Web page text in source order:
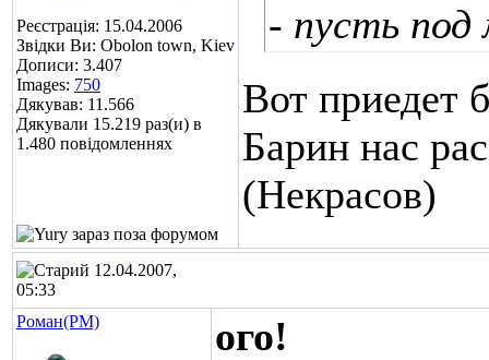
Реєстрація: 15.04.2006
Звідки Ви: Obolon town, Kiev
Дописи: 3.407
Images: 750
Дякував: 11.566
Дякували 15.219 раз(и) в
1.480 повідомленнях
- пусть
Вот приедет
Барин нас
(Некрасов)
12.04.2007,
05:33
Роман(РМ)
ого!